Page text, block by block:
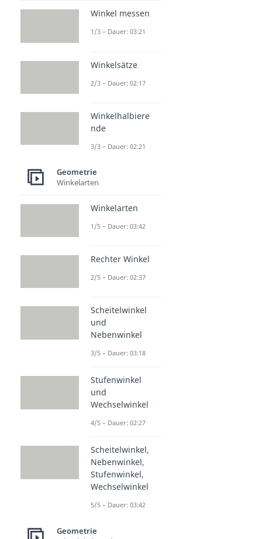
Winkel messen
1/3 – Dauer: 03:21
Winkelsätze
2/3 – Dauer: 02:17
Winkelhalbiere
nde
3/3 – Dauer: 02:21
Geometrie
Winkelarten
Winkelarten
1/5 – Dauer: 03:42
Rechter Winkel
2/5 – Dauer: 02:37
Scheitelwinkel
und
Nebenwinkel
3/5 – Dauer: 03:18
Stufenwinkel
und
Wechselwinkel
4/5 – Dauer: 02:27
Scheitelwinkel,
Nebenwinkel,
Stufenwinkel,
Wechselwinkel
5/5 – Dauer: 03:42
Geometrie